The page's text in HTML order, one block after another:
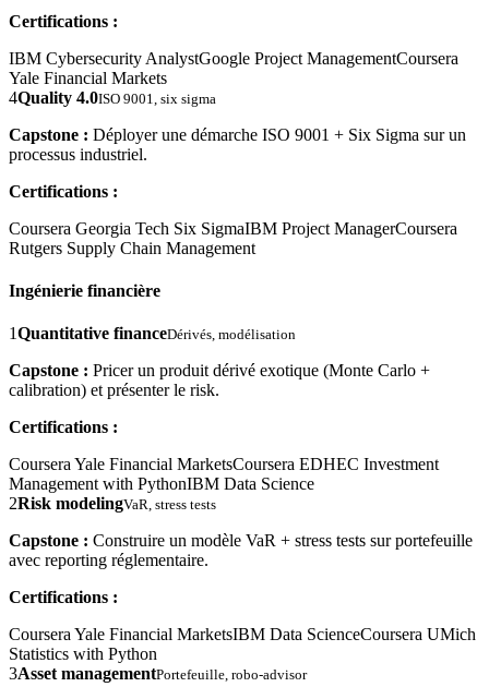
Certifications :
IBM Cybersecurity AnalystGoogle Project ManagementCoursera
Yale Financial Markets
4Quality 4.0ISO 9001, six sigma
Capstone : Déployer une démarche ISO 9001 + Six Sigma sur un
processus industriel.
Certifications :
Coursera Georgia Tech Six SigmaIBM Project ManagerCoursera
Rutgers Supply Chain Management
Ingénierie financière
1Quantitative financeDérivés, modélisation
Capstone : Pricer un produit dérivé exotique (Monte Carlo +
calibration) et présenter le risk.
Certifications :
Coursera Yale Financial MarketsCoursera EDHEC Investment
Management with PythonIBM Data Science
2Risk modelingVaR, stress tests
Capstone : Construire un modèle VaR + stress tests sur portefeuille
avec reporting réglementaire.
Certifications :
Coursera Yale Financial MarketsIBM Data ScienceCoursera UMich
Statistics with Python
3Asset managementPortefeuille, robo-advisor